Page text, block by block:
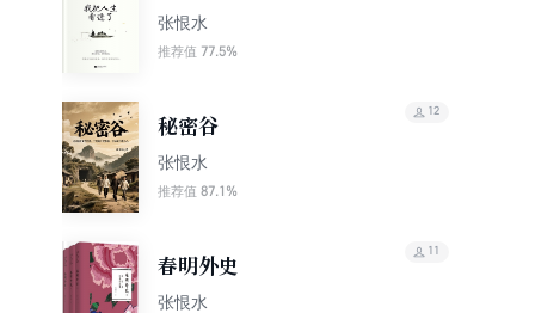
张恨水
推荐值 77.5%
秘密谷
张恨水
推荐值 87.1%
12
春明外史
张恨水
11